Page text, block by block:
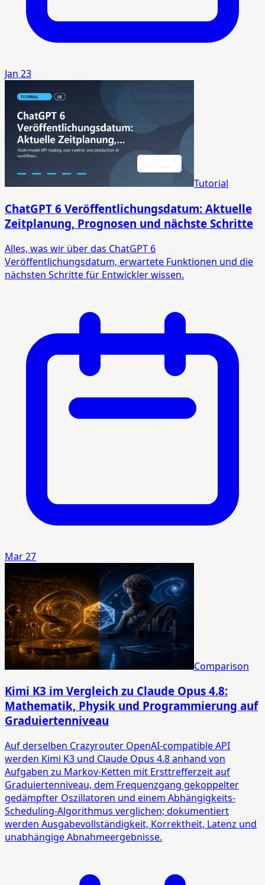
Jan 23
Tutorial
ChatGPT 6 Veröffentlichungsdatum: Aktuelle
Zeitplanung, Prognosen und nächste Schritte
Alles, was wir über das ChatGPT 6
Veröffentlichungsdatum, erwartete Funktionen und die
nächsten Schritte für Entwickler wissen.
Mar 27
Comparison
Kimi K3 im Vergleich zu Claude Opus 4.8:
Mathematik, Physik und Programmierung auf
Graduiertenniveau
Auf derselben Crazyrouter OpenAI-compatible API
werden Kimi K3 und Claude Opus 4.8 anhand von
Aufgaben zu Markov-Ketten mit Ersttrefferzeit auf
Graduiertenniveau, dem Frequenzgang gekoppelter
gedämpfter Oszillatoren und einem Abhängigkeits-
Scheduling-Algorithmus verglichen; dokumentiert
werden Ausgabevollständigkeit, Korrektheit, Latenz und
unabhängige Abnahmeergebnisse.